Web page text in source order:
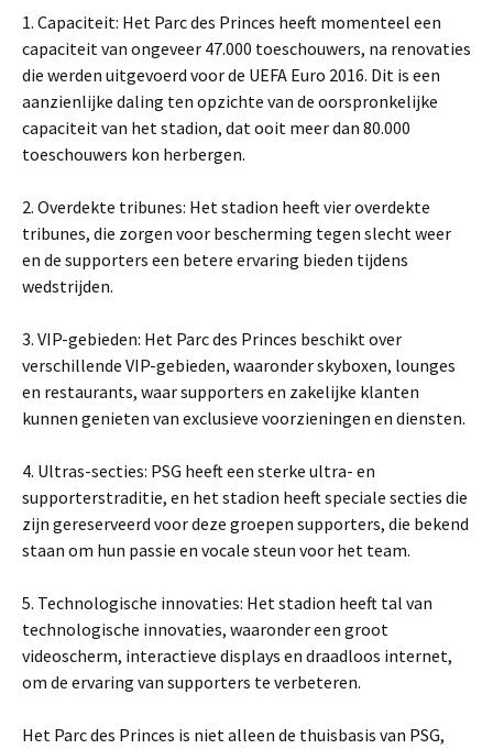
1. Capaciteit: Het Parc des Princes heeft momenteel een
capaciteit van ongeveer 47.000 toeschouwers, na renovaties
die werden uitgevoerd voor de UEFA Euro 2016. Dit is een
aanzienlijke daling ten opzichte van de oorspronkelijke
capaciteit van het stadion, dat ooit meer dan 80.000
toeschouwers kon herbergen.
2. Overdekte tribunes: Het stadion heeft vier overdekte
tribunes, die zorgen voor bescherming tegen slecht weer
en de supporters een betere ervaring bieden tijdens
wedstrijden.
3. VIP-gebieden: Het Parc des Princes beschikt over
verschillende VIP-gebieden, waaronder skyboxen, lounges
en restaurants, waar supporters en zakelijke klanten
kunnen genieten van exclusieve voorzieningen en diensten.
4. Ultras-secties: PSG heeft een sterke ultra- en
supporterstraditie, en het stadion heeft speciale secties die
zijn gereserveerd voor deze groepen supporters, die bekend
staan om hun passie en vocale steun voor het team.
5. Technologische innovaties: Het stadion heeft tal van
technologische innovaties, waaronder een groot
videoscherm, interactieve displays en draadloos internet,
om de ervaring van supporters te verbeteren.
Het Parc des Princes is niet alleen de thuisbasis van PSG,